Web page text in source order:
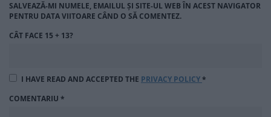
SALVEAZĂ-MI NUMELE, EMAILUL ȘI SITE-UL WEB ÎN ACEST NAVIGATOR
PENTRU DATA VIITOARE CÂND O SĂ COMENTEZ.
CÂT FACE 15 + 13?
I HAVE READ AND ACCEPTED THE PRIVACY POLICY*
COMENTARIU *